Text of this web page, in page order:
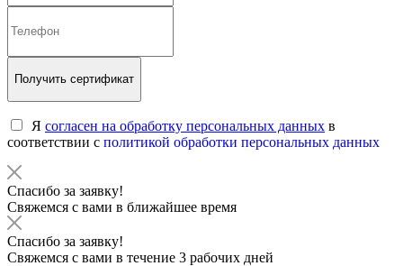
Получить сертификат
Я согласен на обработку персональных данных в
соответствии с политикой обработки персональных данных
Спасибо за заявку!
Свяжемся с вами в ближайшее время
Спасибо за заявку!
Свяжемся с вами в течение 3 рабочих дней